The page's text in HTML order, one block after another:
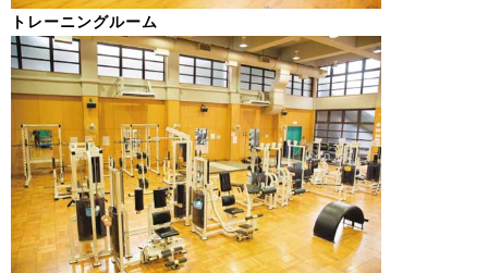
トレーニングルーム